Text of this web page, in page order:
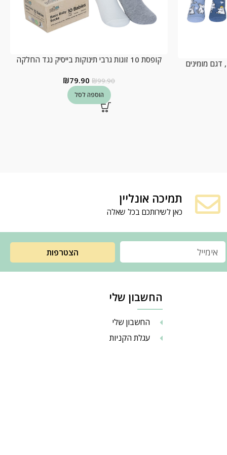
קופסת 10 זוגות גרבי תינוקות בייסיק נגד החלקה
₪99.90
₪79.90
הוספה לסל
תמיכה אונליין
כאן לשירותכם בכל שאלה
הצטרפות
החשבון שלי
החשבון שלי
עגלת הקניות